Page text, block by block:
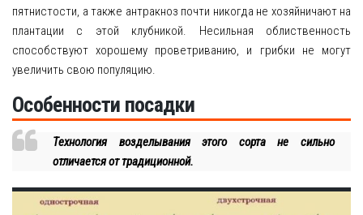
пятнистости, а также антракноз почти никогда не хозяйничают на
плантации с этой клубникой. Несильная облиственность
способствуют хорошему проветриванию, и грибки не могут
увеличить свою популяцию.
Особенности посадки
Технология возделывания этого сорта не сильно
отличается от традиционной.